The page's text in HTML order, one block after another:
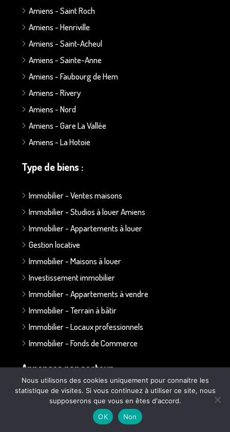
Amiens - Saint Roch
Amiens - Henriville
Amiens - Saint-Acheul
Amiens - Sainte-Anne
Amiens - Faubourg de Hem
Amiens - Rivery
Amiens - Nord
Amiens - Gare La Vallée
Amiens - La Hotoie
Type de biens :
Immobilier - Ventes maisons
Immobilier - Studios à louer Amiens
Immobilier - Appartements à louer
Gestion locative
Immobilier - Maisons à louer
Investissement immobilier
Immobilier - Appartements à vendre
Immobilier - Terrain à bâtir
Immobilier - Locaux professionnels
Immobilier - Fonds de Commerce
Annonces par secteur :
Secteur Bapaume - Albert
Nous utilisons des cookies uniquement pour connaitre les
statistique de visites. Si vous continuez à utiliser ce site, nous
supposerons que vous en êtes d'accord.
OK
Non